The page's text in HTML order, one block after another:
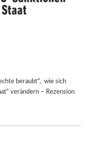
beraubt“, wie sich
verändern – Rezension